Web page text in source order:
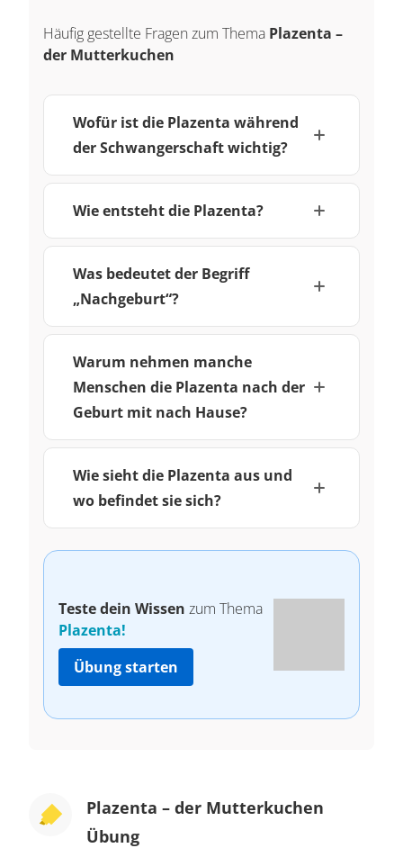
Häufig gestellte Fragen zum Thema Plazenta –
der Mutterkuchen
Wofür ist die Plazenta während
der Schwangerschaft wichtig?
Wie entsteht die Plazenta?
Was bedeutet der Begriff
„Nachgeburt“?
Warum nehmen manche
Menschen die Plazenta nach der
Geburt mit nach Hause?
Wie sieht die Plazenta aus und
wo befindet sie sich?
Teste dein Wissen zum Thema
Plazenta!
Übung starten
Plazenta – der Mutterkuchen
Übung